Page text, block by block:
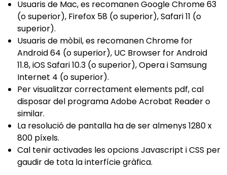
Usuaris de Mac, es recomanen Google Chrome 63
(o superior), Firefox 58 (o superior), Safari 11 (o
superior).
Usuaris de mòbil, es recomanen Chrome for
Android 64 (o superior), UC Browser for Android
11.8, iOS Safari 10.3 (o superior), Opera i Samsung
Internet 4 (o superior).
Per visualitzar correctament elements pdf, cal
disposar del programa Adobe Acrobat Reader o
similar.
La resolució de pantalla ha de ser almenys 1280 x
800 píxels.
Cal tenir activades les opcions Javascript i CSS per
gaudir de tota la interfície gràfica.